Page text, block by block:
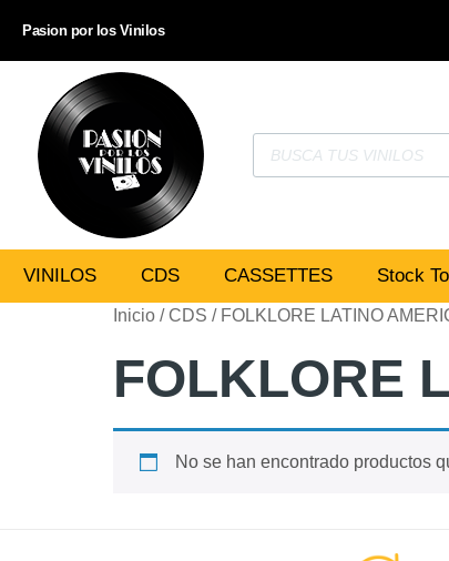
Pasion por los Vinilos
VINILOS CDS CASSETTES Stock
Inicio /CDS / FOLKLORE LATINO
FOLKLORE
No se han encontrado productos